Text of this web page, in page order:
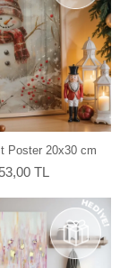
Poster 20x30 cm
TL